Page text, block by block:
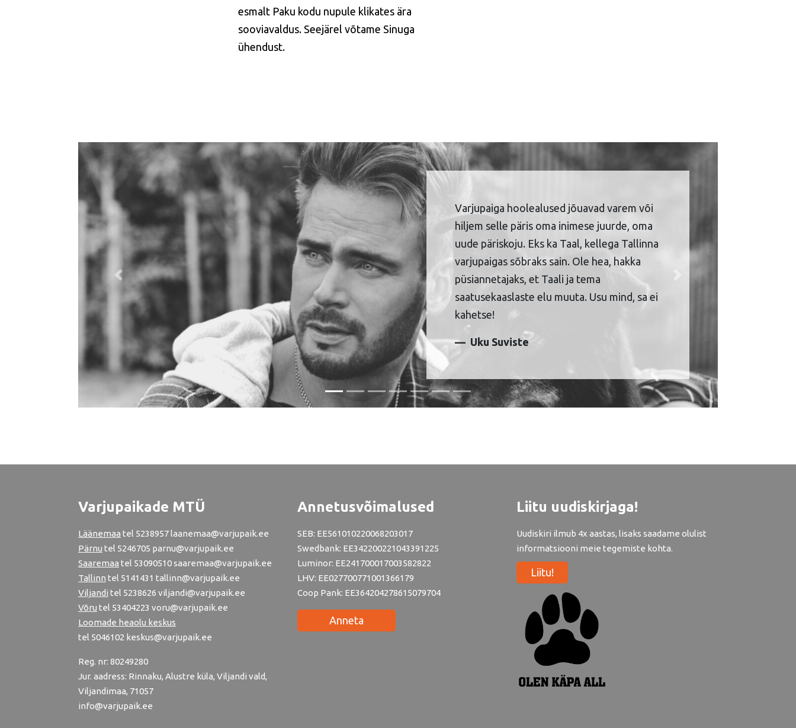
esmalt Paku kodu nupule klikates ära
sooviavaldus. Seejärel võtame Sinuga
ühendust.
Varjupaiga hoolealused jõuavad varem või
hiljem selle päris oma inimese juurde, oma
uude päriskoju. Eks ka Taal, kellega Tallinna
varjupaigas sõbraks sain. Ole hea, hakka
püsiannetajaks, et Taali ja tema
saatusekaaslaste elu muuta. Usu mind, sa ei
kahetse!
Uku Suviste
Previous Next
Varjupaikade MTÜ
Läänemaa tel 5238957 laanemaa@varjupaik.ee
Pärnu tel 5246705 parnu@varjupaik.ee
Saaremaa tel 53090510 saaremaa@varjupaik.ee
Tallinn tel 5141431 tallinn@varjupaik.ee
Viljandi tel 5238626 viljandi@varjupaik.ee
Võru tel 53404223 voru@varjupaik.ee
Loomade heaolu keskus
tel 5046102 keskus@varjupaik.ee
Reg. nr: 80249280
Jur. aadress: Rinnaku, Alustre küla, Viljandi vald,
Viljandimaa, 71057
info@varjupaik.ee
Annetusvõimalused
SEB: EE561010220068203017
Swedbank: EE342200221043391225
Luminor: EE241700017003582822
LHV: EE027700771001366179
Coop Pank: EE364204278615079704
Anneta
Liitu uudiskirjaga!
Uudiskiri ilmub 4x aastas, lisaks saadame olulist
informatsiooni meie tegemiste kohta.
Liitu!